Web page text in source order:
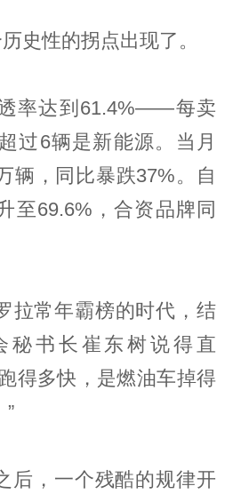
史性的拐点出现了。
率达到61.4%——每卖
过6辆是新能源。当月
辆，同比暴跌37%。自
至69.6%，合资品牌同
拉常年霸榜的时代，结
秘书长崔东树说得直
得多快，是燃油车掉得
”
后，一个残酷的规律开